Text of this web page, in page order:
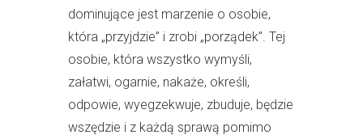
dominujące jest marzenie o osobie,
która „przyjdzie” i zrobi „porządek”. Tej
osobie, która wszystko wymyśli,
załatwi, ogarnie, nakaże, określi,
odpowie, wyegzekwuje, zbuduje, będzie
wszędzie i z każdą sprawą pomimo